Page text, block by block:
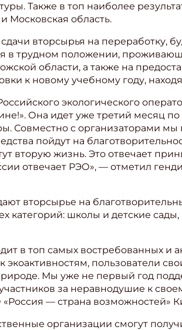
Также в топ наиболее
Московская область.
вторсырья на переработку,
в трудном положении,
области, а также на
к новому учебному году,
экологического
Она идет уже третий месяц по
Совместно с организаторами
пойдут на
вторую жизнь. Это отвечает
отвечает РЭО», — отметил
вторсырье на
категорий: школы и детские
в топ самых востребованных и
экоактивностям, пользователи
Мы уже не первый год
за неравнодушие к
— страна возможностей»
организации смогут
на рассылку
электронный "Классный журнал" в
имя